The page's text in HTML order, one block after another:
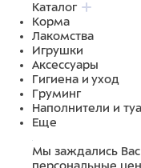
Каталог
Корма
Лакомства
Игрушки
Аксессуары
Гигиена и уход
Груминг
Наполнители и
Еще
Мы заждались